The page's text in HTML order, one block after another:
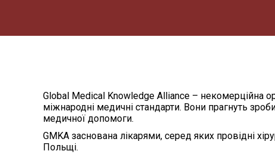
Global Medical Knowledge Alliance – некомерційна
міжнародні медичні стандарти. Вони прагнуть
медичної допомоги.
GMKA заснована лікарями, серед яких провідні
Польщі.